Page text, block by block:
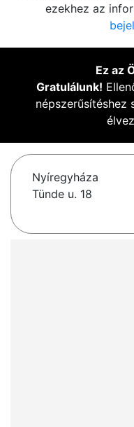
ezekhez az
Ez az
Gratulálunk!
népszerűsítéshez
Nyíregyháza
Tünde u. 18